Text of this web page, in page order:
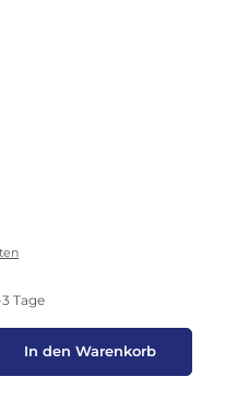
Tage
Wert ein oder benutze die
In den Warenkorb